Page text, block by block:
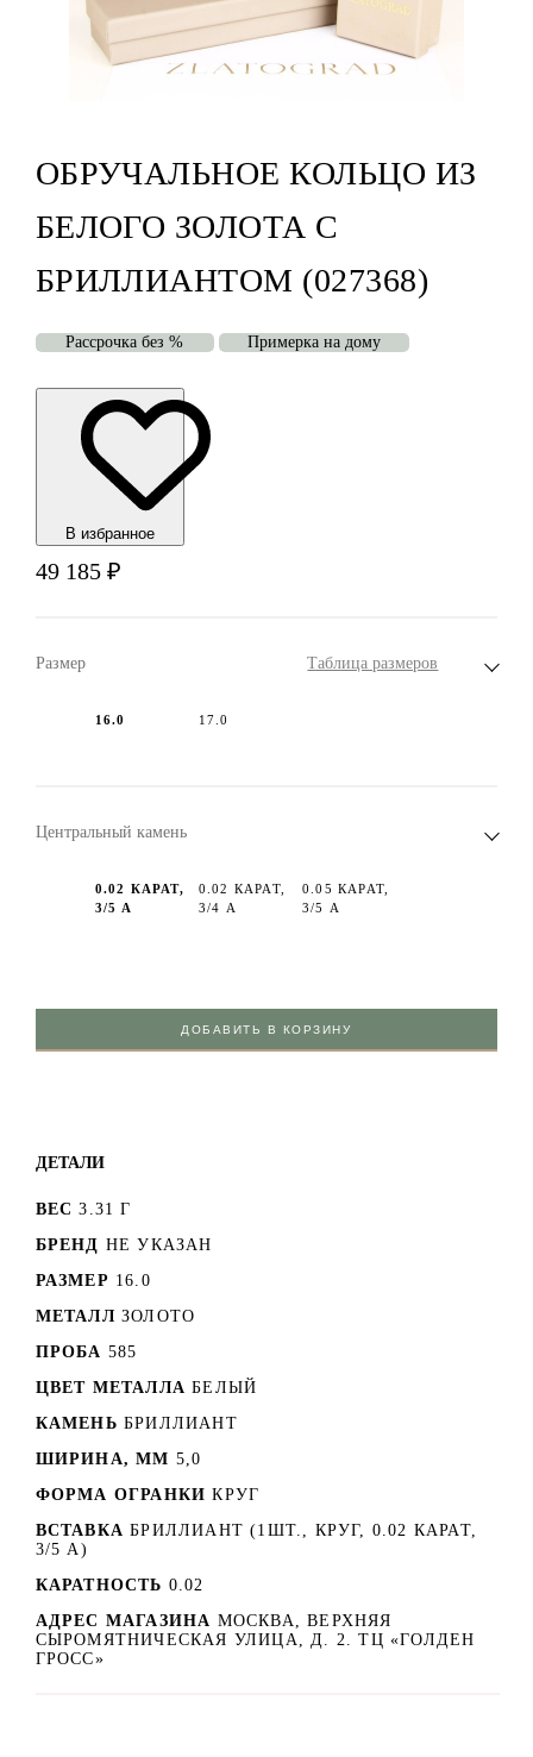
ОБРУЧАЛЬНОЕ КОЛЬЦО ИЗ
БЕЛОГО ЗОЛОТА С
БРИЛЛИАНТОМ (027368)
Рассрочка без % Примерка на дому
В избранноe
49 185 ₽
Размер Таблица размеров
16.0 17.0
Центральный камень
0.02 КАРАТ,
3/5 А
0.02 КАРАТ,
3/4 А
0.05 КАРАТ,
3/5 А
ДОБАВИТЬ В КОРЗИНУ
ДЕТАЛИ
ВЕС 3.31 Г
БРЕНД НЕ УКАЗАН
РАЗМЕР 16.0
МЕТАЛЛ ЗОЛОТО
ПРОБА 585
ЦВЕТ МЕТАЛЛА БЕЛЫЙ
КАМЕНЬ БРИЛЛИАНТ
ШИРИНА, ММ 5,0
ФОРМА ОГРАНКИ КРУГ
ВСТАВКА БРИЛЛИАНТ (1ШТ., КРУГ, 0.02 КАРАТ,
3/5 А)
КАРАТНОСТЬ 0.02
АДРЕС МАГАЗИНА МОСКВА, ВЕРХНЯЯ
СЫРОМЯТНИЧЕСКАЯ УЛИЦА, Д. 2. ТЦ «ГОЛДЕН
ГРОСС»